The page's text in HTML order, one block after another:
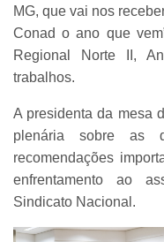
MG, que vai nos
Conad o ano que
Regional Norte II,
trabalhos.
A presidenta da mesa
plenária sobre as
recomendações
enfrentamento ao
Sindicato Nacional.